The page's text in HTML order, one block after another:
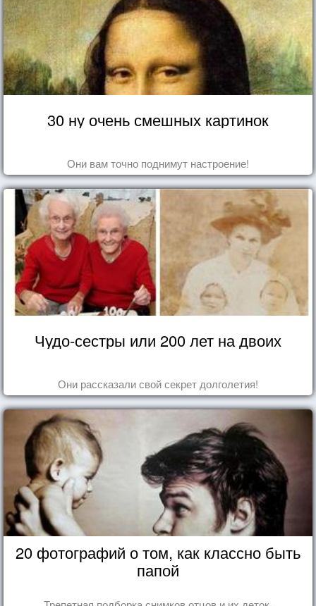
30 ну очень смешных картинок
Они вам точно поднимут настроение!
Чудо-сестры или 200 лет на двоих
Они рассказали свой секрет долголетия!
20 фотографий о том, как классно быть
папой